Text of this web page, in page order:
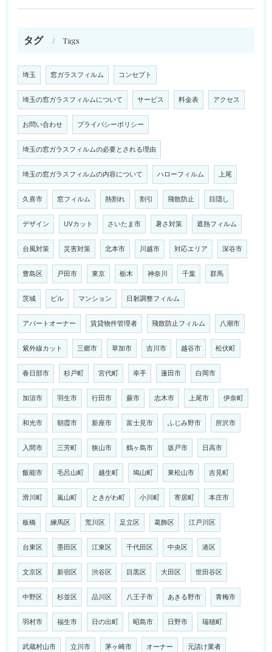
タグ Tags
埼玉 窓ガラスフィルム コンセプト
埼玉の窓ガラスフィルムについて サービス 料金表 アクセス
お問い合わせ プライバシーポリシー
埼玉の窓ガラスフィルムの必要とされる理由
埼玉の窓ガラスフィルムの内容について ハローフィルム 上尾
久喜市 窓フィルム 熱割れ 割引 飛散防止 目隠し
デザイン UVカット さいたま市 暑さ対策 遮熱フィルム
台風対策 災害対策 北本市 川越市 対応エリア 深谷市
豊島区 戸田市 東京 栃木 神奈川 千葉 群馬
茨城 ビル マンション 日射調整フィルム
アパートオーナー 賃貸物件管理者 飛散防止フィルム 八潮市
紫外線カット 三郷市 草加市 吉川市 越谷市 松伏町
春日部市 杉戸町 宮代町 幸手 蓮田市 白岡市
加須市 羽生市 行田市 蕨市 志木市 上尾市 伊奈町
和光市 朝霞市 新座市 富士見市 ふじみ野市 所沢市
入間市 三芳町 狭山市 鶴ヶ島市 坂戸市 日高市
飯能市 毛呂山町 越生町 鳩山町 東松山市 吉見町
滑川町 嵐山町 ときがわ町 小川町 寄居町 本庄市
板橋 練馬区 荒川区 足立区 葛飾区 江戸川区
台東区 墨田区 江東区 千代田区 中央区 港区
文京区 新宿区 渋谷区 目黒区 大田区 世田谷区
中野区 杉並区 品川区 八王子市 あきる野市 青梅市
羽村市 福生市 日の出町 昭島市 日野市 瑞穂町
武蔵村山市 立川市 茅ヶ崎市 オーナー 元請け業者